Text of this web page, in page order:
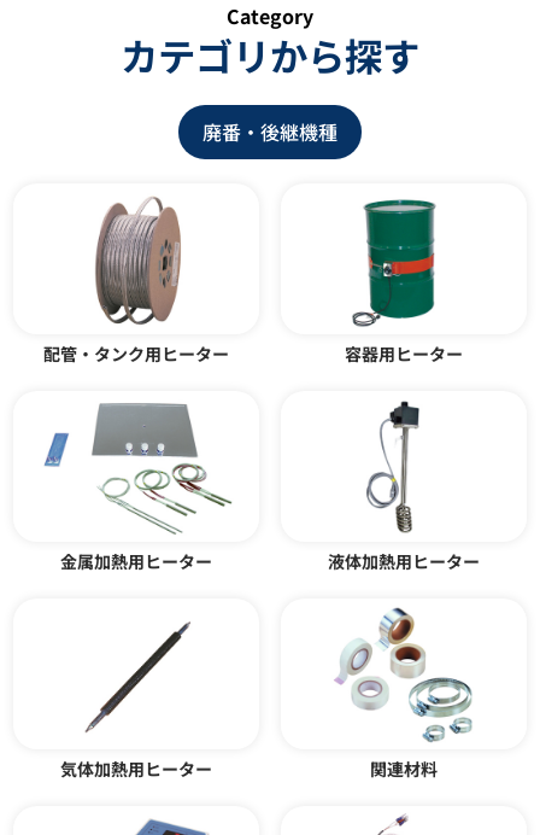
カタログダウンロード
リンダーウォーマー YBW型
100Aパイプ用ウォーマー YP-
カタログダウンロード
カタログダウンロード
シリコンラバーヒーター
カタログダウンロード
Category
カテゴリから探す
廃番・後継機種
配管・タンク用ヒーター 容器用ヒーター
金属加熱用ヒーター 液体加熱用ヒーター
気体加熱用ヒーター 関連材料